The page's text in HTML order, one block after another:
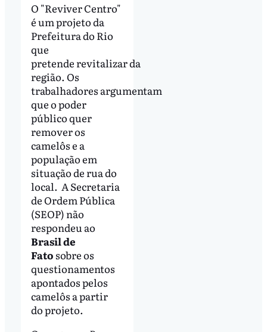
O "Reviver Centro"
é um projeto da
Prefeitura do Rio
que
pretende revitalizar da
região. Os
trabalhadores argumentam
que o poder
público quer
remover os
camelôs e a
população em
situação de rua do
local. A Secretaria
de Ordem Pública
(SEOP) não
respondeu ao
Brasil de
Fato sobre os
questionamentos
apontados pelos
camelôs a partir
do projeto.